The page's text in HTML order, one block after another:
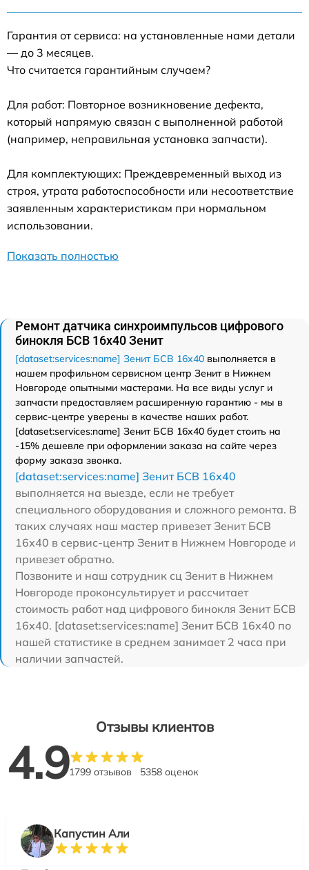
Гарантия от сервиса: на установленные нами детали
— до 3 месяцев.
Что считается гарантийным случаем?
Для работ: Повторное возникновение дефекта,
который напрямую связан с выполненной работой
(например, неправильная установка запчасти).
Для комплектующих: Преждевременный выход из
строя, утрата работоспособности или несоответствие
заявленным характеристикам при нормальном
использовании.
Показать полностью
Ремонт датчика синхроимпульсов цифрового
бинокля БСВ 16х40 Зенит
[dataset:services:name] Зенит БСВ 16х40 выполняется в
нашем профильном сервисном центр Зенит в Нижнем
Новгороде опытными мастерами. На все виды услуг и
запчасти предоставляем расширенную гарантию - мы в
сервис-центре уверены в качестве наших работ.
[dataset:services:name] Зенит БСВ 16х40 будет стоить на
-15% дешевле при оформлении заказа на сайте через
форму заказа звонка.
[dataset:services:name] Зенит БСВ 16х40
выполняется на выезде, если не требует
специального оборудования и сложного ремонта. В
таких случаях наш мастер привезет Зенит БСВ
16х40 в сервис-центр Зенит в Нижнем Новгороде и
привезет обратно.
Позвоните и наш сотрудник сц Зенит в Нижнем
Новгороде проконсультирует и рассчитает
стоимость работ над цифрового бинокля Зенит БСВ
16х40. [dataset:services:name] Зенит БСВ 16х40 по
нашей статистике в среднем занимает 2 часа при
наличии запчастей.
Отзывы клиентов
4.91799 отзывов 5358 оценок
Капустин Али